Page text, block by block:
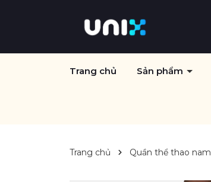
Trang chủ Sản phẩm
Trang chủ Quần thể thao nam